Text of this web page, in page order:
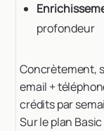
profondeur
Concrètement,
email +
crédits par
Sur le plan